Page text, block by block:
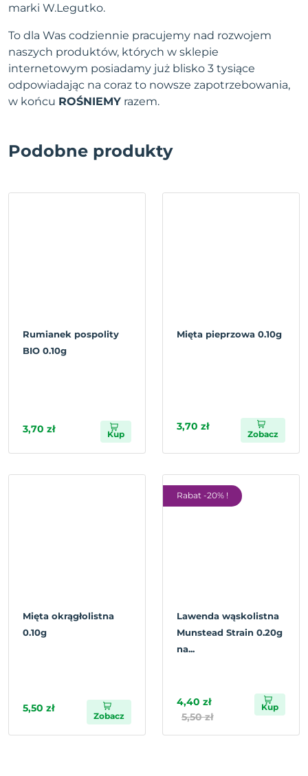
marki W.Legutko.
To dla Was codziennie pracujemy nad rozwojem
naszych produktów, których w sklepie
internetowym posiadamy już blisko 3 tysiące
odpowiadając na coraz to nowsze zapotrzebowania,
w końcu ROŚNIEMY razem.
Podobne produkty
Rumianek pospolity
BIO 0.10g
3,70 zł Kup
Mięta pieprzowa 0.10g
3,70 zł
Zobacz
Mięta okrągłolistna
0.10g
5,50 zł
Zobacz
Rabat -20% !
Lawenda wąskolistna
Munstead Strain 0.20g
na...
4,40 zł
5,50 zł
Kup